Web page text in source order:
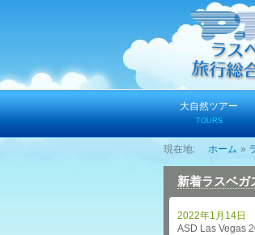
ツ
大自然ツアー
TOURS
ホーム
新着ラスベガ
ASD Las Vegas
2022年1月14日